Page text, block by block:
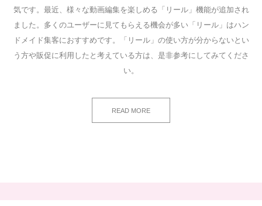
気です。最近、様々な動画編集を楽しめる「リール」機能が追加され
ました。多くのユーザーに見てもらえる機会が多い「リール」はハン
ドメイド集客におすすめです。「リール」の使い方が分からないとい
う方や販促に利用したと考えている方は、是非参考にしてみてくださ
い。
READ MORE